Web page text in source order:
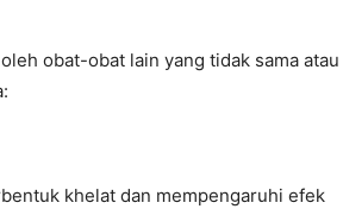
obat-obat lain yang tidak sama atau
khelat dan mempengaruhi efek